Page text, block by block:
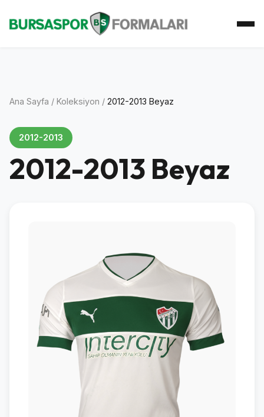
Koleksiyon
Ana Sayfa / Koleksiyon / 2012-2013 Beyaz
2012-2013
2012-2013 Beyaz